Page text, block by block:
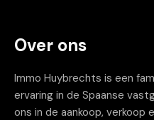
Over ons
Immo Huybrechts is een
ervaring in de Spaanse
ons in de aankoop, verkoop